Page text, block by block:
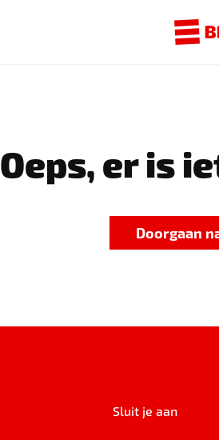
Oeps, er is
Doorgaan
Sluit je aan